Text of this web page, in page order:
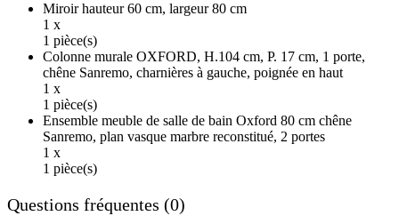
Miroir hauteur 60 cm, largeur 80 cm
1 x
1 pièce(s)
Colonne murale OXFORD, H.104 cm, P. 17 cm, 1 porte,
chêne Sanremo, charnières à gauche, poignée en haut
1 x
1 pièce(s)
Ensemble meuble de salle de bain Oxford 80 cm chêne
Sanremo, plan vasque marbre reconstitué, 2 portes
1 x
1 pièce(s)
Questions fréquentes (0)